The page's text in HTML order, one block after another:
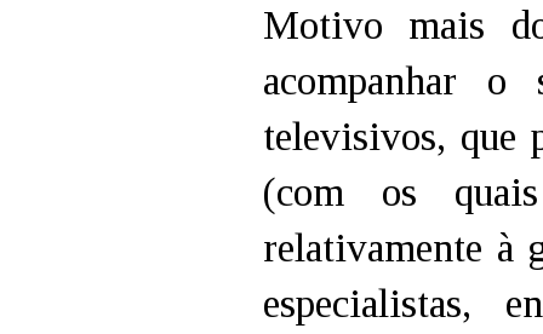
Motivo mais
acompanhar
televisivos, que
(com os
relativamente à
especialistas,